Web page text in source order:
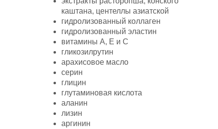
каштана, центеллы азиатской
гидролизованный коллаген
гидролизованный эластин
витамины А, Е и С
гликозилрутин
арахисовое масло
серин
глицин
глутаминовая кислота
аланин
лизин
аргинин